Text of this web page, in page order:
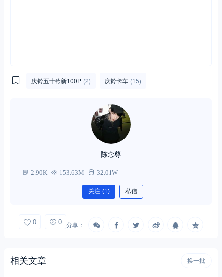
庆铃五十铃新100P (2) 庆铃卡车 (15)
陈念尊
2.90K 153.63M 32.01W
关注 (1) 私信
0 0 分享：
相关文章 换一批